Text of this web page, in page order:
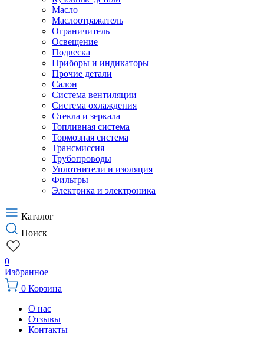
Масло
Маслоотражатель
Ограничитель
Освещение
Подвеска
Приборы и индикаторы
Прочие детали
Салон
Система вентиляции
Система охлаждения
Стекла и зеркала
Топливная система
Тормозная система
Трансмиссия
Трубопроводы
Уплотнители и изоляция
Фильтры
Электрика и электроника
Каталог
Поиск
0
Избранное
0 Корзина
О нас
Отзывы
Контакты